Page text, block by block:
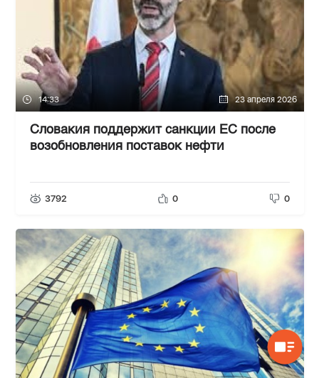
14:33 23 апреля 2026
Словакия поддержит санкции ЕС после
возобновления поставок нефти
3792 0 0